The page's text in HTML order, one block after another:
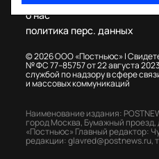
© 2026 ООО «Постньюс» |
№ ФС 77–85757 от 22 августа
службой по надзору в сфере
и массовых коммуникаций
о нас
политика перс. данных
Наименование издания:
город Москва, Бумажный проезд,
«Постньюс» Главный редактор:
редакции:glavred@postnews.ru,